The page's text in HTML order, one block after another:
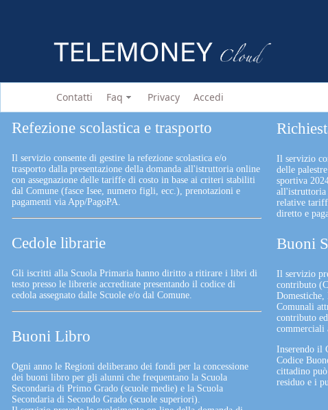
Contatti Faq Privacy Accedi
Refezione scolastica e trasporto
Il servizio consente di gestire la refezione scolastica e/o
trasporto dalla presentazione della domanda all'istruttoria online
con assegnazione delle tariffe di costo in base ai criteri stabiliti
dal Comune (fasce Isee, numero figli, ecc.), prenotazioni e
pagamenti via App/PagoPA.
Cedole librarie
Gli iscritti alla Scuola Primaria hanno diritto a ritirare i libri di
testo presso le librerie accreditate presentando il codice di
cedola assegnato dalle Scuole e/o dal Comune.
Buoni Libro
Ogni anno le Regioni deliberano dei fondi per la concessione
dei buoni libro per gli alunni che frequentano la Scuola
Secondaria di Primo Grado (scuole medie) e la Scuola
Secondaria di Secondo Grado (scuole superiori).
Il servizio
delle
sportiva
all'istruttoria
relative
diretto e
Buoni
Il servizio
contributo
Comunali
contributo
commerciali
Inserendo il
Codice
cittadino
residuo e i